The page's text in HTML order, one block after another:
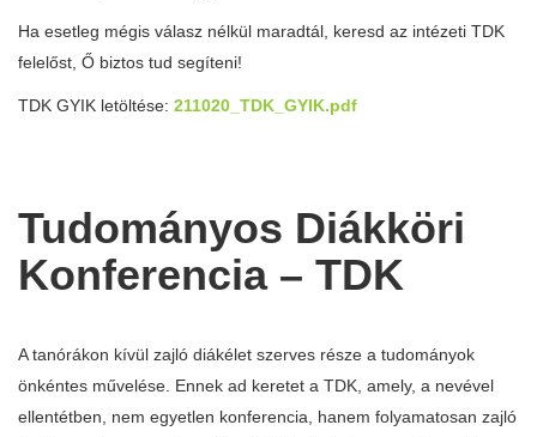
Ha esetleg mégis válasz nélkül maradtál, keresd az intézeti TDK
felelőst, Ő biztos tud segíteni!
TDK GYIK letöltése: 211020_TDK_GYIK.pdf
Tudományos Diákköri
Konferencia – TDK
A tanórákon kívül zajló diákélet szerves része a tudományok
önkéntes művelése. Ennek ad keretet a TDK, amely, a nevével
ellentétben, nem egyetlen konferencia, hanem folyamatosan zajló